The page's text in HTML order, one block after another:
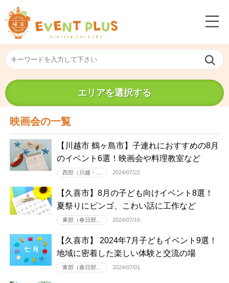
エリアを選択する
映画会の一覧
【川越市 鶴ヶ島市】子連れにおすすめの8月
のイベント6選！映画会や料理教室など
西部（川越・… 2024/07/22
【久喜市】8月の子ども向けイベント8選！
夏祭りにビンゴ、こわい話に工作など
東部（春日部… 2024/07/16
【久喜市】 2024年7月子どもイベント9選！
地域に密着した楽しい体験と交流の場
東部（春日部… 2024/07/01